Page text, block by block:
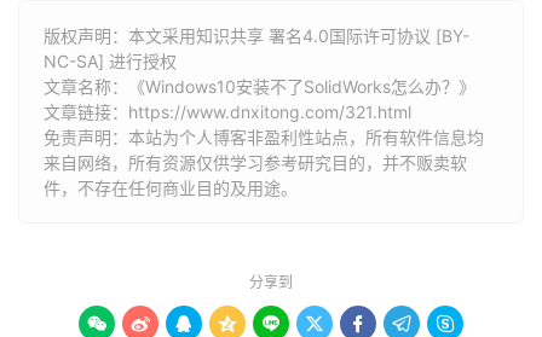
版权声明：本文采用知识共享 署名4.0国际许可协议 [BY-
NC-SA] 进行授权
文章名称：《Windows10安装不了SolidWorks怎么办？》
文章链接： https://www.dnxitong.com/321.html
免责声明：本站为个人博客非盈利性站点，所有软件信息均
来自网络，所有资源仅供学习参考研究目的，并不贩卖软
件，不存在任何商业目的及用途。
分享到
        